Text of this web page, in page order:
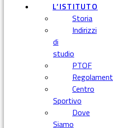
L’ISTITUTO
Storia
Indirizzi
di
studio
PTOF
Centro
Sportivo
Dove
Siamo